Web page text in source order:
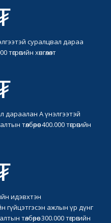
суралцвал дараа
хөнгөлөлт
дараалан А үнэлгээтэй
төлбөрөөс 400.000 төгрөгийн
идэвхтэн
гүйцэтгэсэн ажлын үр дүнг
төлбөрөөс 300.000 төгрөгийн